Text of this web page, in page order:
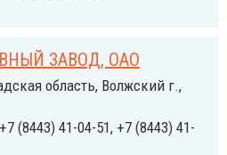
ЗАВОД, ОАО
область, Волжский г.,
(8443) 41-04-51, +7 (8443) 41-